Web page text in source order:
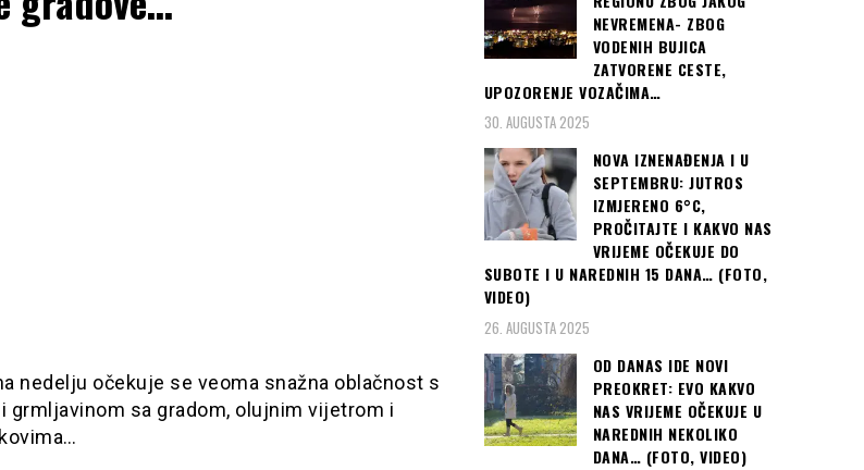
nedelju očekuje se veoma snažna oblačnost s
grmljavinom sa gradom, olujnim vijetrom i
NEVREMENA- ZBOG
VODENIH BUJICA
ZATVORENE CESTE,
UPOZORENJE VOZAČIMA…
30. AUGUSTA 2025
NOVA IZNENAĐENJA I U
SEPTEMBRU: JUTROS
IZMJERENO 6°C,
PROČITAJTE I KAKVO NAS
VRIJEME OČEKUJE DO
SUBOTE I U NAREDNIH 15 DANA… (FOTO,
VIDEO)
26. AUGUSTA 2025
OD DANAS IDE NOVI
PREOKRET: EVO KAKVO
NAS VRIJEME OČEKUJE U
NAREDNIH NEKOLIKO
DANA… (FOTO, VIDEO)